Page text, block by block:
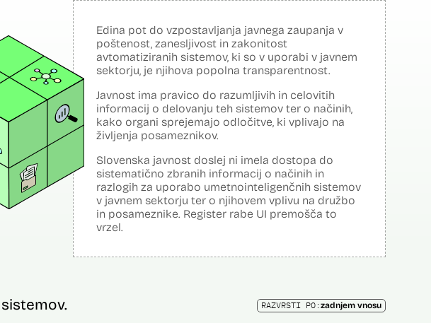
Edina pot do vzpostavljanja javnega zaupanja v
poštenost, zanesljivost in zakonitost
avtomatiziranih sistemov, ki so v uporabi v javnem
sektorju, je njihova popolna transparentnost.
Javnost ima pravico do razumljivih in celovitih
informacij o delovanju teh sistemov ter o načinih,
kako organi sprejemajo odločitve, ki vplivajo na
življenja posameznikov.
Slovenska javnost doslej ni imela dostopa do
sistematično zbranih informacij o načinih in
razlogih za uporabo umetnointeligenčnih sistemov
v javnem sektorju ter o njihovem vplivu na družbo
in posameznike. Register rabe UI premošča to
vrzel.
sistemov. RAZVRSTI PO:zadnjem vnosu